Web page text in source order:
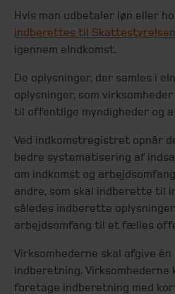
Hvis man udbetaler løn eller
indberettes til Skattestyrelsen
igennem eIndkomst.
De oplysninger, der samles i
oplysninger, som
til offentlige myndigheder og
Ved indkomstregistret opnår
bedre systematisering af
om indkomst og
andre, som skal indberette til
således indberette
arbejdsomfang til et fælles
Virksomhederne skal afgive
indberetning.
foretage indberetning med